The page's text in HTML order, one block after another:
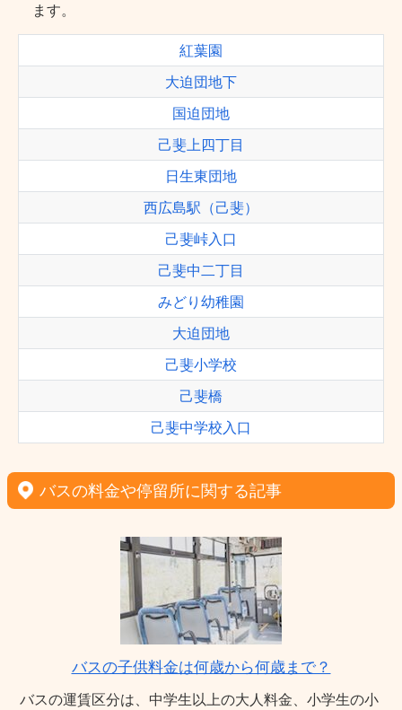
ます。
紅葉園
大迫団地下
国迫団地
己斐上四丁目
日生東団地
西広島駅（己斐）
己斐峠入口
己斐中二丁目
みどり幼稚園
大迫団地
己斐小学校
己斐橋
己斐中学校入口
バスの料金や停留所に関する記事
バスの子供料金は何歳から何歳まで？
バスの運賃区分は、中学生以上の大人料金、小学生の小